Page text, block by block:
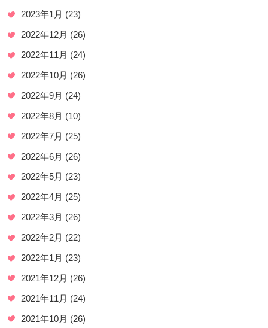
2023年1月 (23)
2022年12月 (26)
2022年11月 (24)
2022年10月 (26)
2022年9月 (24)
2022年8月 (10)
2022年7月 (25)
2022年6月 (26)
2022年5月 (23)
2022年4月 (25)
2022年3月 (26)
2022年2月 (22)
2022年1月 (23)
2021年12月 (26)
2021年11月 (24)
2021年10月 (26)